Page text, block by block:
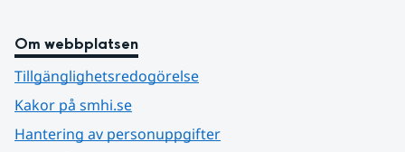
Om webbplatsen
Tillgänglighetsredogörelse
Kakor på smhi.se
Hantering av personuppgifter